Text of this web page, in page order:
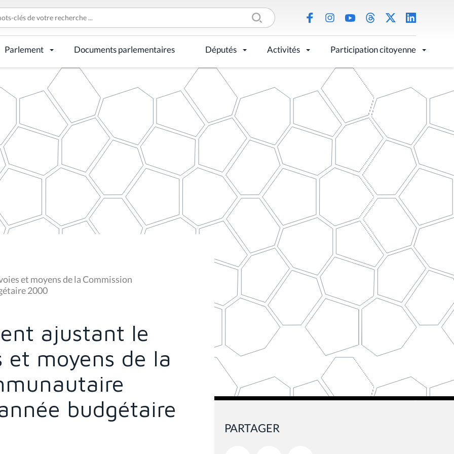
Parlement Documents parlementaires Députés Activités Participation citoyenne
et moyens de la Commission
2000
ajustant le
et moyens de la
budgétaire
PARTAGER